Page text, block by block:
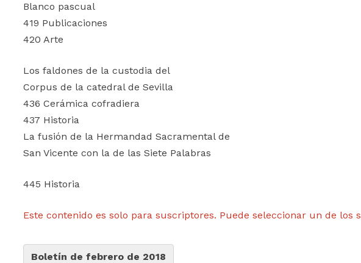
Blanco pascual
419 Publicaciones
420 Arte
Los faldones de la custodia del
Corpus de la catedral de Sevilla
436 Cerámica cofradiera
437 Historia
La fusión de la Hermandad Sacramental de
San Vicente con la de las Siete Palabras
445 Historia
Este contenido es solo para suscriptores. Puede seleccionar un de los
Boletín de febrero de 2018